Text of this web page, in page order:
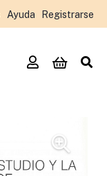
Ayuda Registrarse